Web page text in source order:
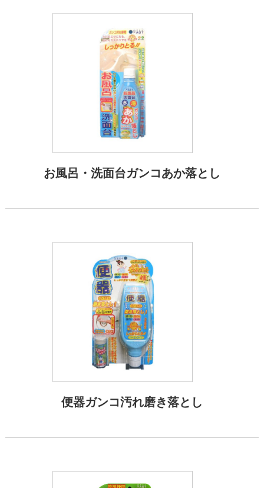
お風呂・洗面台ガンコあか落とし
便器ガンコ汚れ磨き落とし